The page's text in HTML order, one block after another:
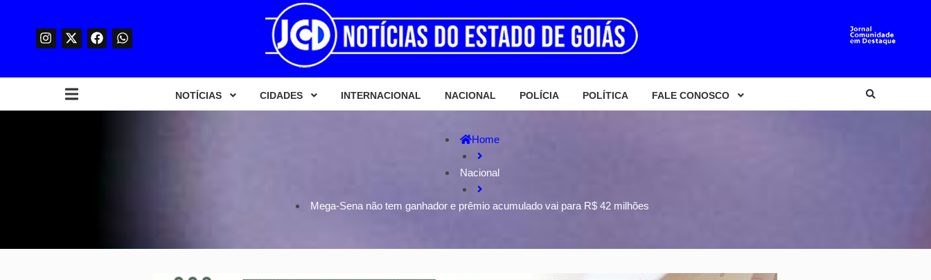
NOTÍCIAS CIDADES INTERNACIONAL NACIONAL POLÍCIA POLÍTICA FALE CONOSCO
Home
Nacional
Mega-Sena não tem ganhador e prêmio acumulado vai para R$ 42 milhões